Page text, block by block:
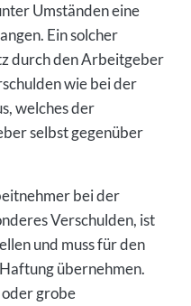
Umständen eine
Ein solcher
durch den Arbeitgeber
wie bei der
welches der
selbst gegenüber
bei der
Verschulden, ist
und muss für den
übernehmen.
grobe